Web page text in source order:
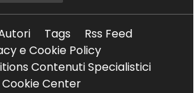
Tags
Rss Feed
e Cookie Policy
Contenuti Specialistici
Cookie Center